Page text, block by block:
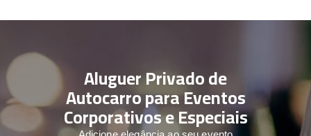
Aluguer Privado de
Autocarro para Eventos
Corporativos e Especiais